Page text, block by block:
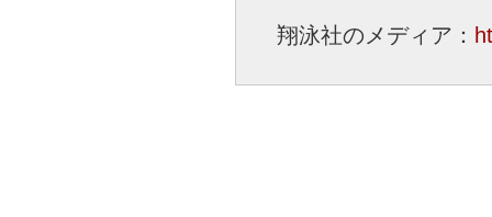
翔泳社のメディア：